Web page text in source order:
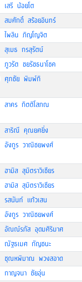
เสรี น้อยโต
สมศักดิ์ สร้อยอินทร์
ไพลิน ภิญโญจิต
สุเมธ กรสุรัตน์
ภูวรัต ชยรัชธนาโชค
ศุภชัย พิมพ์กิ
สาคร กิตติโสภณ
สาริณี คุณยศยิ่ง
อังกูร วาณิชยพงศ์
ฮามิส สุมิตราวิเชียร
ฮามิส สุมิตราวิเชียร
รสนันท์ แก้วเสน
อังกูร วาณิชยพงศ์
อัณณ์รภัส อุดมศิริมาศ
ณัฐธเมศ กัญชนะ
ชุณหพิมาณ พวงสอาด
กาญจนา ชัยอุ่น